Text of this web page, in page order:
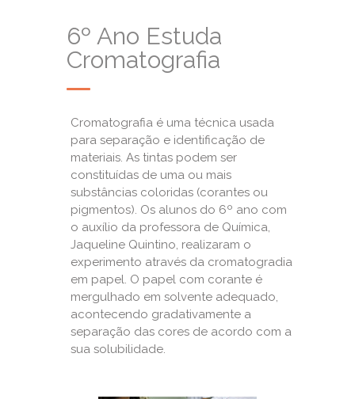
6º Ano Estuda
Cromatografia
Cromatografia é uma técnica usada
para separação e identificação de
materiais. As tintas podem ser
constituídas de uma ou mais
substâncias coloridas (corantes ou
pigmentos). Os alunos do 6º ano com
o auxílio da professora de Química,
Jaqueline Quintino, realizaram o
experimento através da cromatogradia
em papel. O papel com corante é
mergulhado em solvente adequado,
acontecendo gradativamente a
separação das cores de acordo com a
sua solubilidade.